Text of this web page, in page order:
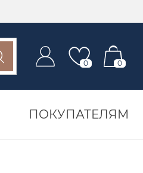
0 0
ПОКУПАТЕЛЯМ